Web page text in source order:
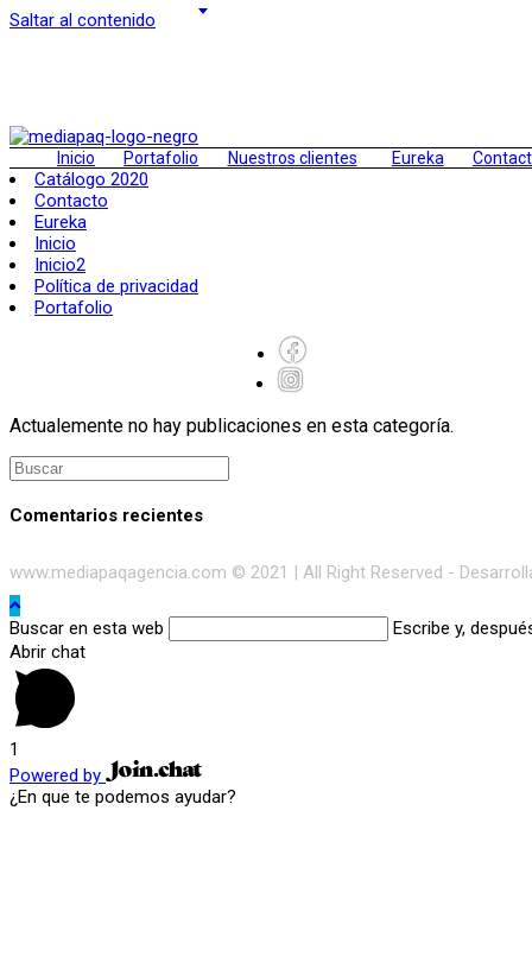
Saltar al contenido
Inicio Portafolio Nuestros clientes Eureka
Catálogo 2020
Contacto
Eureka
Inicio
Inicio2
Política de privacidad
Portafolio
Actualemente no hay publicaciones en esta categoría.
Comentarios recientes
www.mediapaqagencia.com © 2021 | All Right Reserved -
Buscar en esta web
Escribe y,
Abrir chat
1
Powered by
¿En que te podemos ayudar?